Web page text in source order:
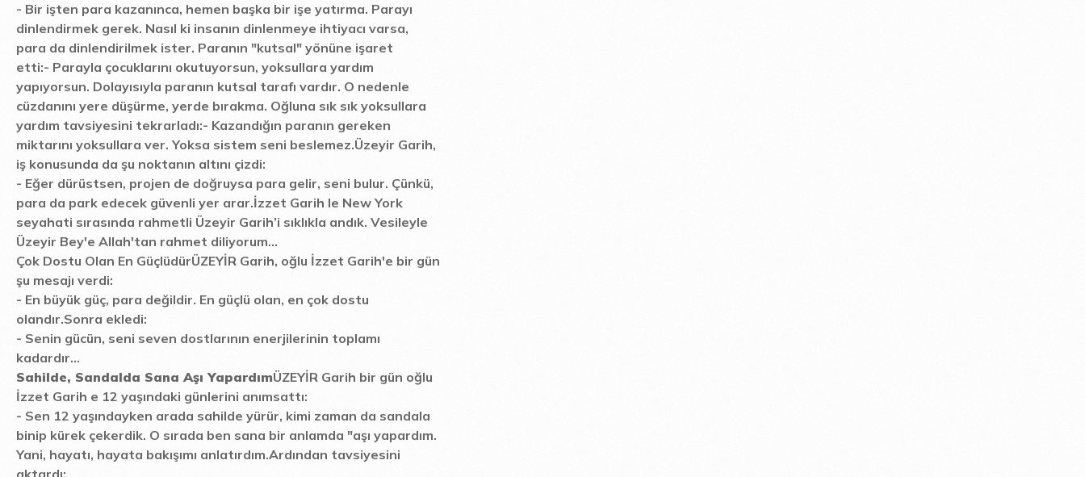
- Bir işten para kazanınca, hemen başka bir işe yatırma. Parayı
dinlendirmek gerek. Nasıl ki insanın dinlenmeye ihtiyacı varsa,
para da dinlendirilmek ister. Paranın "kutsal" yönüne işaret
etti:- Parayla çocuklarını okutuyorsun, yoksullara yardım
yapıyorsun. Dolayısıyla paranın kutsal tarafı vardır. O nedenle
cüzdanını yere düşürme, yerde bırakma. Oğluna sık sık yoksullara
yardım tavsiyesini tekrarladı:- Kazandığın paranın gereken
miktarını yoksullara ver. Yoksa sistem seni beslemez.Üzeyir Garih,
iş konusunda da şu noktanın altını çizdi:
- Eğer dürüstsen, projen de doğruysa para gelir, seni bulur. Çünkü,
para da park edecek güvenli yer arar.İzzet Garih le New York
seyahati sırasında rahmetli Üzeyir Garih’i sıklıkla andık. Vesileyle
Üzeyir Bey'e Allah'tan rahmet diliyorum...
Çok Dostu Olan En GüçlüdürÜZEYİR Garih, oğlu İzzet Garih'e bir gün
şu mesajı verdi:
- En büyük güç, para değildir. En güçlü olan, en çok dostu
olandır.Sonra ekledi:
- Senin gücün, seni seven dostlarının enerjilerinin toplamı
kadardır...
Sahilde, Sandalda Sana Aşı YapardımÜZEYİR Garih bir gün oğlu
İzzet Garih e 12 yaşındaki günlerini anımsattı:
- Sen 12 yaşındayken arada sahilde yürür, kimi zaman da sandala
binip kürek çekerdik. O sırada ben sana bir anlamda "aşı yapardım.
Yani, hayatı, hayata bakışımı anlatırdım.Ardından tavsiyesini
aktardı: